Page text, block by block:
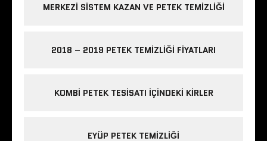
MERKEZI SISTEM KAZAN VE PETEK TEMIZLIĞI
2018 – 2019 PETEK TEMIZLIĞI FIYATLARI
KOMBI PETEK TESISATI IÇINDEKI KIRLER
EYÜP PETEK TEMIZLIĞI